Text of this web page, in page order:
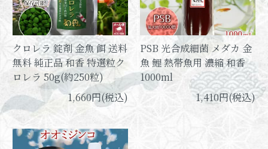
クロレラ 錠剤 金魚 餌 送料
無料 純正品 和香 特選粒ク
ロレラ 50g(約250粒)
1,660円(税込)
PSB 光合成細菌 メダカ 金
魚 鯉 熱帯魚用 濃縮 和香
1000ml
1,410円(税込)